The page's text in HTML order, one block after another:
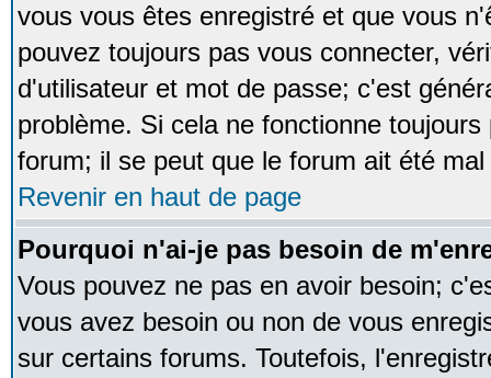
vous vous êtes enregistré et que vous
pouvez toujours pas vous connecter,
d'utilisateur et mot de passe; c'est
problème. Si cela ne fonctionne
forum; il se peut que le forum ait été
Revenir en haut de page
Pourquoi n'ai-je pas besoin de
Vous pouvez ne pas en avoir besoin;
vous avez besoin ou non de vous
sur certains forums. Toutefois,